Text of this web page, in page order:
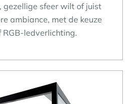
gezellige sfeer wilt of juist
ambiance, met de keuze
RGB-ledverlichting.